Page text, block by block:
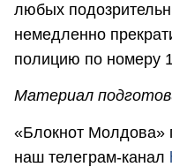
любых
немедленно
полицию по номеру
Материал
«Блокнот Молдова»
наш телеграм-канал